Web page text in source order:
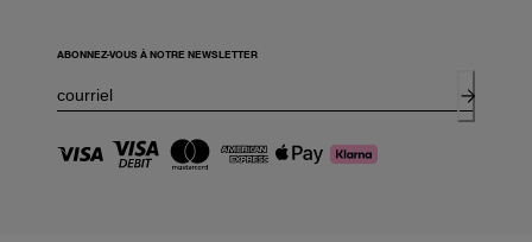
ABONNEZ-VOUS À NOTRE NEWSLETTER